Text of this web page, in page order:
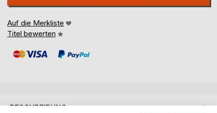
Auf die Merkliste
Titel bewerten
BESCHREIBUNG